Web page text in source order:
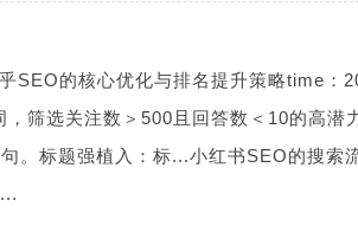
的核心优化与排名提升策略time：
筛选关注数＞500且回答数＜10的高潜
句。标题强植入：标...小红书SEO的搜索